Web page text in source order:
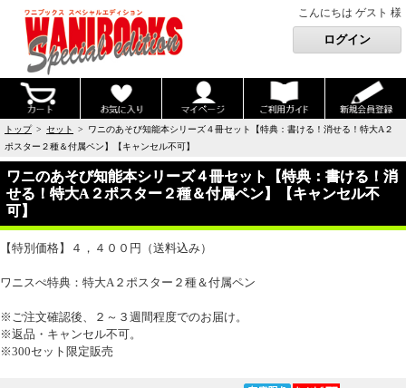
こんにちは ゲスト 様
トップ> セット
> ワニのあそび知能本シリーズ４冊セット【特典：書ける！消せる！特大A２
ポスター２種＆付属ペン】【キャンセル不可】
ワニのあそび知能本シリーズ４冊セット【特典：書ける！消
せる！特大A２ポスター２種＆付属ペン】【キャンセル不
可】
【特別価格】４，４００円（送料込み）
ワニスぺ特典：特大A２ポスター２種＆付属ペン
※ご注文確認後、２～３週間程度でのお届け。
※返品・キャンセル不可。
※300セット限定販売